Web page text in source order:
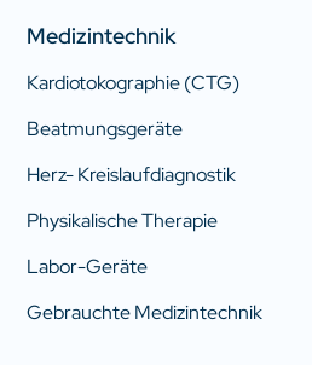
Medizintechnik
Kardiotokographie (CTG)
Beatmungsgeräte
Herz- Kreislaufdiagnostik
Physikalische Therapie
Labor-Geräte
Gebrauchte Medizintechnik